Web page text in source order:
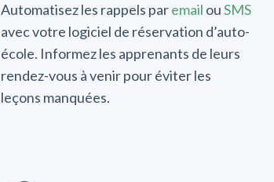
Automatisez les rappels paremail ouSMS
avec votre logiciel de réservation d’auto-
école. Informez les apprenants de leurs
rendez-vous à venir pour éviter les
leçons manquées.